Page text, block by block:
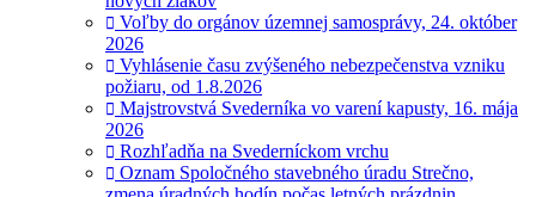
Voľby do orgánov územnej samosprávy, 24. október
2026
Vyhlásenie času zvýšeného nebezpečenstva vzniku
požiaru, od 1.8.2026
Majstrovstvá Svederníka vo varení kapusty, 16. mája
2026
Rozhľadňa na Svederníckom vrchu
Oznam Spoločného stavebného úradu Strečno,